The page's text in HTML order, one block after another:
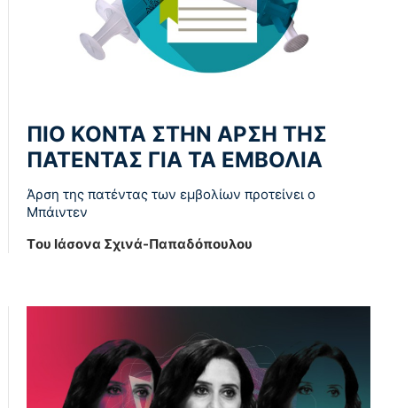
ΠΙΟ ΚΟΝΤΑ ΣΤΗΝ ΑΡΣΗ ΤΗΣ
ΠΑΤΕΝΤΑΣ ΓΙΑ ΤΑ ΕΜΒΟΛΙΑ
Άρση της πατέντας των εμβολίων προτείνει ο
Μπάιντεν
Tου Ιάσονα Σχινά-Παπαδόπουλου